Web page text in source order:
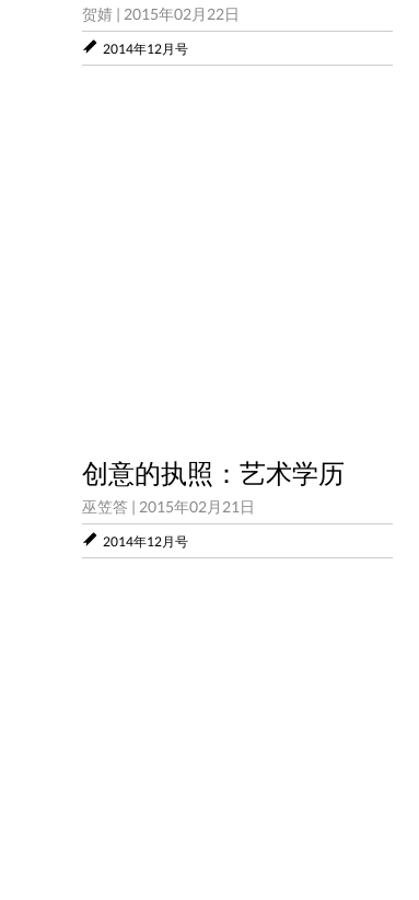
贺婧 | 2015年02月22日
2014年12月号
创意的执照：艺术学历
巫笠答 | 2015年02月21日
2014年12月号